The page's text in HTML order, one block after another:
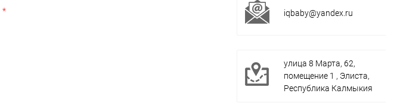
* iqbaby@yandex.ru
улица 8 Марта, 62,
помещение 1 , Элиста,
Республика Калмыкия